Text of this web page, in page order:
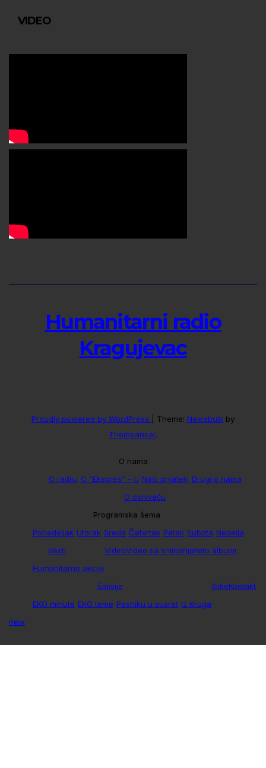
VIDEO
Humanitarni radio
Kragujevac
Proudly powered by WordPress Theme: Newsbulk by
Themeansar.
O nama
O radiju O “Ekspres” – u Naši prijatelji Drugi o nama
O osnivaču
Programska šema
Ponedeljak Utorak Sreda Četvrtak Petak Subota Nedelja
Vesti
Humanitarne akcije
VideoVideo sa snimanjaFoto albumi
Emisije
EKO minute EKO teme Pesniku u susret Iz Kruga
SlikeKontakt
new